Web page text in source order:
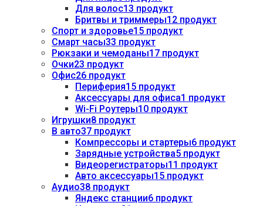
Для волос13 продукт
Бритвы и триммеры12 продукт
Спорт и здоровье15 продукт
Смарт часы33 продукт
Рюкзаки и чемоданы17 продукт
Очки23 продукт
Офис26 продукт
Периферия15 продукт
Аксессуары для офиса1 продукт
Wi-Fi Роутеры10 продукт
Игрушки8 продукт
В авто37 продукт
Компрессоры и стартеры6 продукт
Зарядные устройства5 продукт
Видеорегистраторы11 продукт
Авто аксессуары15 продукт
Аудио38 продукт
Яндекс станции6 продукт